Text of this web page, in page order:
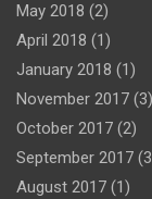
May 2018 (2)
April 2018 (1)
January 2018 (1)
November 2017 (3)
October 2017 (2)
September 2017
August 2017 (1)